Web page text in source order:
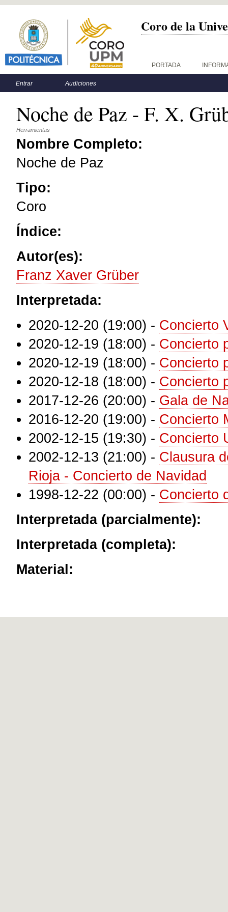
Coro de la
Menú principal PORTADA
Menú secundario
Entrar Audiciones
Noche de Paz - F. X.
Herramientas
Nombre Completo:
Noche de Paz
Tipo:
Coro
Índice:
Autor(es):
Franz Xaver Grüber
Interpretada:
2020-12-20 (19:00) - Concierto
2020-12-19 (18:00) - Concierto
2020-12-19 (18:00) - Concierto
2020-12-18 (18:00) - Concierto
2017-12-26 (20:00) - Gala de
2016-12-20 (19:00) - Concierto
2002-12-15 (19:30) - Concierto
2002-12-13 (21:00) - Clausura
Rioja - Concierto de Navidad
1998-12-22 (00:00) - Concierto
Interpretada (parcialmente):
Interpretada (completa):
Material: